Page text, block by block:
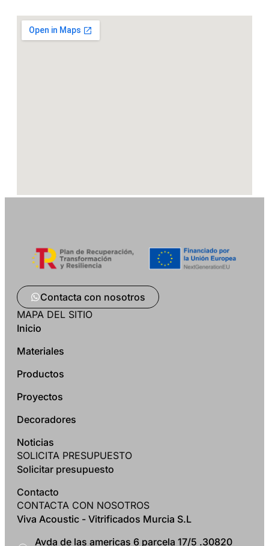
Contacta con nosotros
MAPA DEL SITIO
Inicio
Materiales
Productos
Proyectos
Decoradores
Noticias
SOLICITA PRESUPUESTO
Solicitar presupuesto
Contacto
CONTACTA CON NOSOTROS
Viva Acoustic - Vitrificados Murcia S.L
Avda de las americas 6 parcela 17/5 .30820